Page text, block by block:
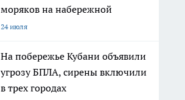
моряков на набережной
24 июля
На побережье Кубани объявили
угрозу БПЛА, сирены включили
в трех городах